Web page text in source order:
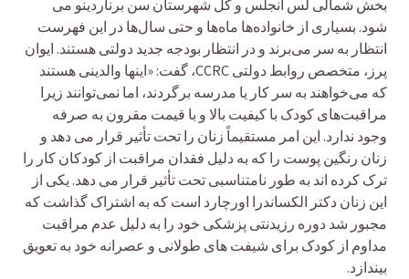
بخش شمالی لس آنجلس و کل شهرستان سن برناردینو می
شود. بسیاری از خانواده‌ها ماه‌ها و حتی سال‌ها در این فهرست
انتظار به سر می‌برند و در انتظار بودجه جدید دولتی هستند. ایوان
پرز، متخصص روابط دولتی CCRC، گفت: «اینها والدینی هستند
که می‌خواهند به سر کار یا مدرسه برگردند، اما نمی‌توانند زیرا
مراقبت‌های کودک با کیفیت بالا و با قیمت مقرون به صرفه
وجود ندارد. این امر مستقیماً زنان را تحت تأثیر قرار می دهد و
زنان رنگین پوست را که به دلیل فقدان مراقبت از کودکان کار را
ترک کرده اند به طور نامتناسبی تحت تأثیر قرار می دهد. یکی از
این زنان دکتر الکساندرا اورچارد است که به اشتراک گذاشت که
مجبور شد دوره رزیدنتی پزشکی خود را به دلیل عدم مراقبت
مداوم از کودک برای شیفت های طولانی و عصرانه خود به تعویق
بیندازد.